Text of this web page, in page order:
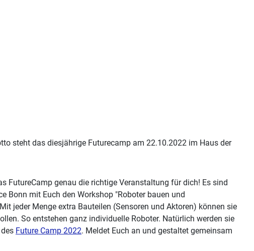
steht das diesjährige Futurecamp am 22.10.2022 im Haus der
genau die richtige Veranstaltung für dich! Es sind
Bonn mit Euch den Workshop "Roboter bauen und
jeder Menge extra Bauteilen (Sensoren und Aktoren) können sie
So entstehen ganz individuelle Roboter. Natürlich werden sie
Future Camp 2022. Meldet Euch an und gestaltet gemeinsam